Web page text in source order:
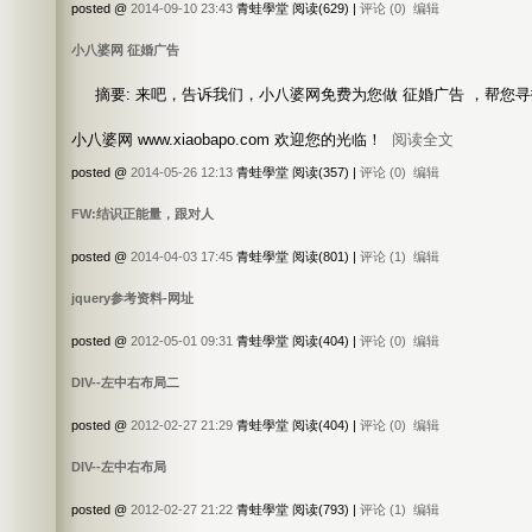
posted @ 2014-09-10 23:43 青蛙學堂 阅读(629) | 评论 (0) 编辑
小八婆网 征婚广告
摘要: 来吧，告诉我们，小八婆网免费为您做 征婚广告 ，帮您寻
小八婆网 www.xiaobapo.com 欢迎您的光临！ 阅读全文
posted @ 2014-05-26 12:13 青蛙學堂 阅读(357) | 评论 (0) 编辑
FW:结识正能量，跟对人
posted @ 2014-04-03 17:45 青蛙學堂 阅读(801) | 评论 (1) 编辑
jquery参考资料-网址
posted @ 2012-05-01 09:31 青蛙學堂 阅读(404) | 评论 (0) 编辑
DIV--左中右布局二
posted @ 2012-02-27 21:29 青蛙學堂 阅读(404) | 评论 (0) 编辑
DIV--左中右布局
posted @ 2012-02-27 21:22 青蛙學堂 阅读(793) | 评论 (1) 编辑